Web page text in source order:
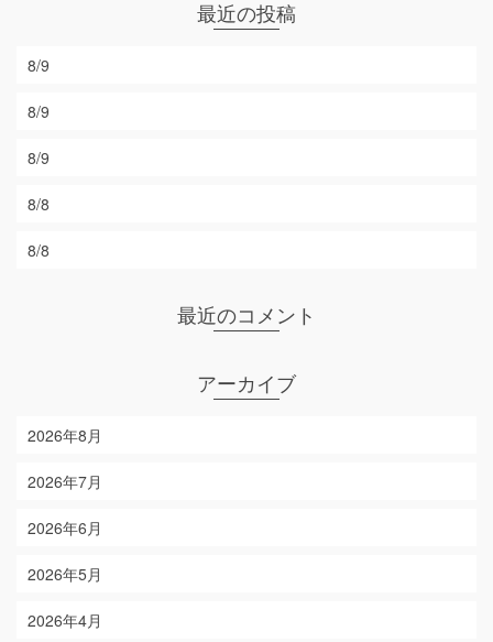
最近の投稿
8/9
8/9
8/9
8/8
8/8
最近のコメント
アーカイブ
2026年8月
2026年7月
2026年6月
2026年5月
2026年4月